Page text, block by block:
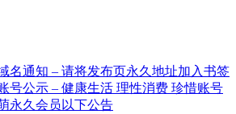
名通知 – 请将发布页永久地址加入书签
号公示 – 健康生活 理性消费 珍惜账号
永久会员以下公告